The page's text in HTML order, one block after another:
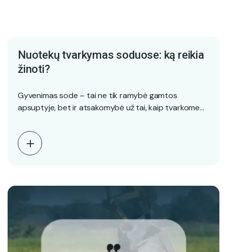
Nuotekų tvarkymas soduose: ką reikia
žinoti?
Gyvenimas sode – tai ne tik ramybė gamtos
apsuptyje, bet ir atsakomybė už tai, kaip tvarkome…